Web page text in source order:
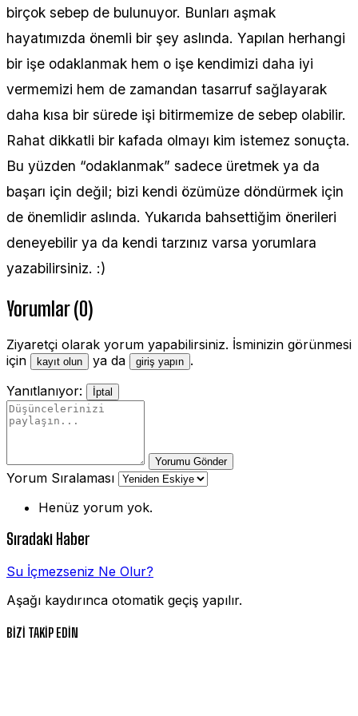
birçok sebep de bulunuyor. Bunları aşmak
hayatımızda önemli bir şey aslında. Yapılan herhangi
bir işe odaklanmak hem o işe kendimizi daha iyi
vermemizi hem de zamandan tasarruf sağlayarak
daha kısa bir sürede işi bitirmemize de sebep olabilir.
Rahat dikkatli bir kafada olmayı kim istemez sonuçta.
Bu yüzden “odaklanmak” sadece üretmek ya da
başarı için değil; bizi kendi özümüze döndürmek için
de önemlidir aslında. Yukarıda bahsettiğim önerileri
deneyebilir ya da kendi tarzınız varsa yorumlara
yazabilirsiniz. :)
Yorumlar (0)
Ziyaretçi olarak yorum yapabilirsiniz. İsminizin görünmesi
için
kayıt olun ya da giriş yapın .
Yanıtlanıyor:
İptal
Yorumu Gönder
Yorum Sıralaması
Henüz yorum yok.
Sıradaki Haber
Su İçmezseniz Ne Olur?
Aşağı kaydırınca otomatik geçiş yapılır.
BİZİ TAKİP EDİN